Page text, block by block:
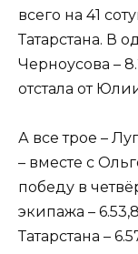
всего на 41
Татарстана. В
Черноусова –
отстала от
А все трое –
– вместе с
победу в
экипажа –
Татарстана –